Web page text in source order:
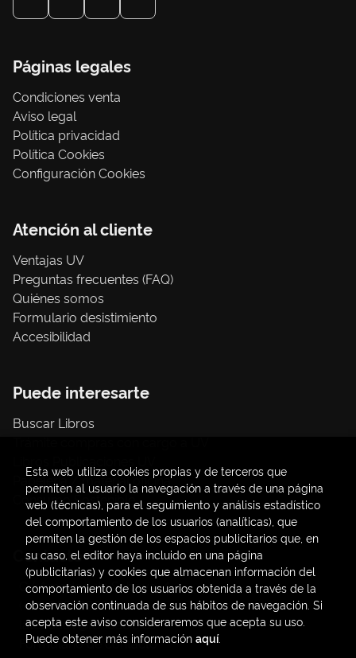
Páginas legales
Condiciones venta
Aviso legal
Política privacidad
Política Cookies
Configuración Cookies
Atención al cliente
Ventajas UV
Preguntas frecuentes (FAQ)
Quiénes somos
Formulario desistimiento
Accesibilidad
Puede interesarte
Buscar Libros
Papelería / material oficina
Consumo Sostenible
Contacto
C/ Amadeo de Saboya, 4
(+34) 963828968
latendauv@fundacio.es
Formulario de contacto
Esta web utiliza cookies propias y de terceros que
permiten al usuario la navegación a través de una página
web (técnicas), para el seguimiento y análisis estadístico
del comportamiento de los usuarios (analíticas), que
permiten la gestión de los espacios publicitarios que, en
su caso, el editor haya incluido en una página
(publicitarias) y cookies que almacenan información del
comportamiento de los usuarios obtenida a través de la
observación continuada de sus hábitos de navegación. Si
acepta este aviso consideraremos que acepta su uso.
Puede obtener más información aquí.